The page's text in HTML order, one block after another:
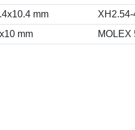
mm
XH2.54-
mm MOLEX